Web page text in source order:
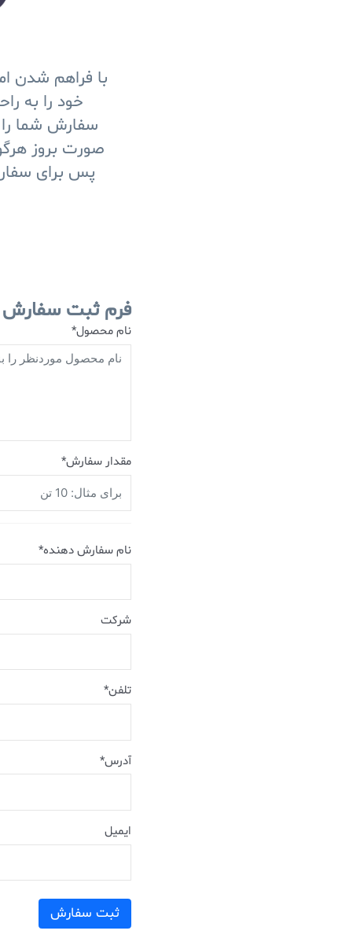
با فراهم شدن
خود را به
سفارش شما
صورت بروز
پس برای
فرم ثبت سفارش
نام محصول*
مقدار سفارش*
نام سفارش دهنده*
شرکت
تلفن*
آدرس*
ایمیل
ثبت سفارش